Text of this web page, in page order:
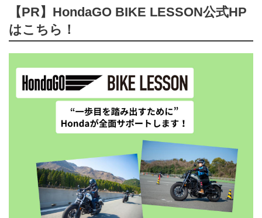
【PR】HondaGO BIKE LESSON公式HP
はこちら！